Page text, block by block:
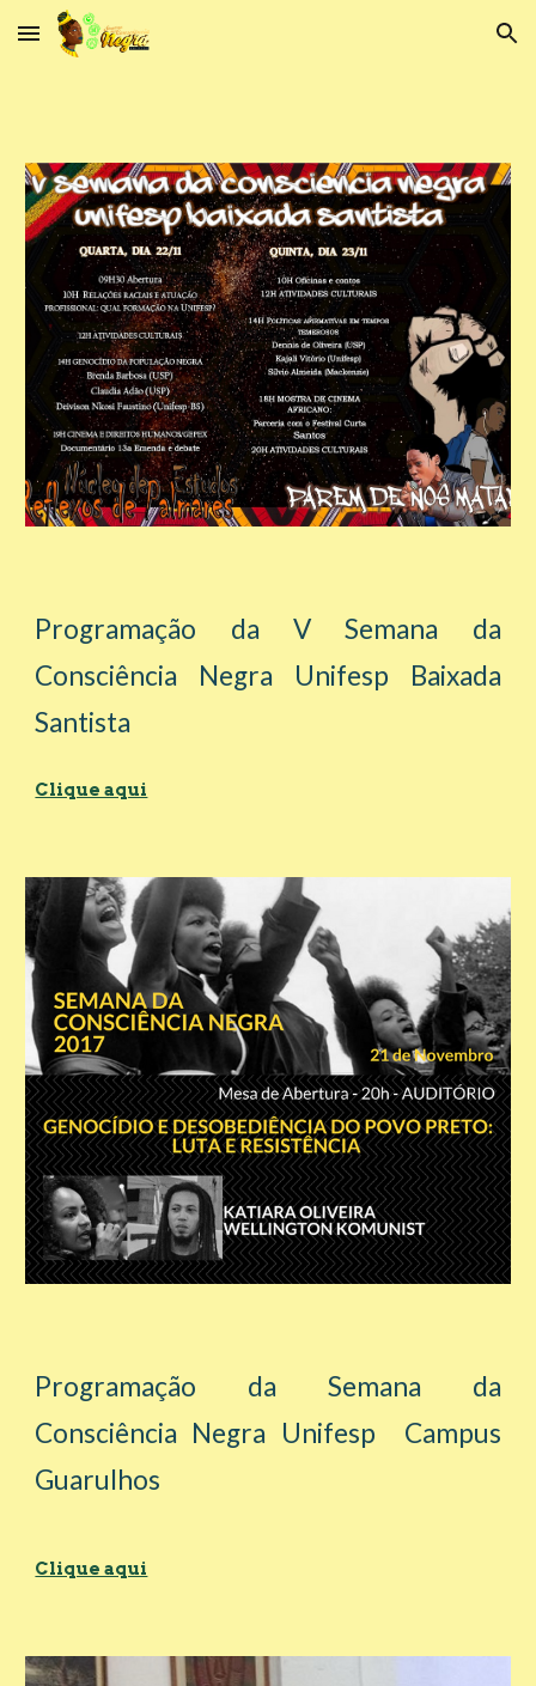
Skip to main content Skip to navigation
Programação da V Semana da
Consciência Negra Unifesp Baixada
Santista
Clique aqui
Programação da Semana da
Consciência Negra Unifesp
Campus
Guarulhos
Clique aqui